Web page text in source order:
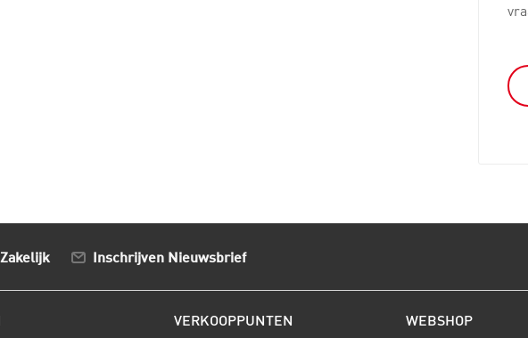
Zakelijk Inschrijven Nieuwsbrief
VERKOOPPUNTEN WEBSHOP